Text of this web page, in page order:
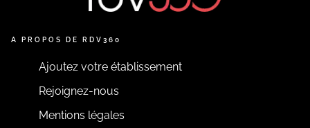
A PROPOS DE RDV360
Ajoutez votre établissement
Rejoignez-nous
Mentions légales